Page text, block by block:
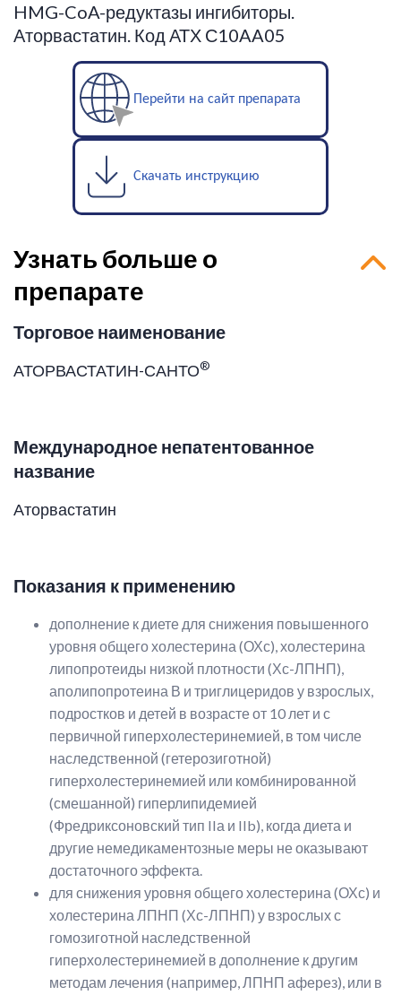
HMG-CoA-редуктазы ингибиторы.
Аторвастатин. Код АТХ С10AA05
Перейти на сайт препарата
Скачать инструкцию
Узнать больше о
препарате
Торговое наименование
АТОРВАСТАТИН-САНТО®
Международное непатентованное
название
Аторвастатин
Показания к применению
дополнение к диете для снижения повышенного
уровня общего холестерина (ОХс), холестерина
липопротеиды низкой плотности (Хс-ЛПНП),
аполипопротеина В и триглицеридов у взрослых,
подростков и детей в возрасте от 10 лет и с
первичной гиперхолестеринемией, в том числе
наследственной (гетерозиготной)
гиперхолестеринемией или комбинированной
(смешанной) гиперлипидемией
(Фредриксоновский тип IIа и IIb), когда диета и
другие немедикаментозные меры не оказывают
достаточного эффекта.
для снижения уровня общего холестерина (ОХс) и
холестерина ЛПНП (Хс-ЛПНП) у взрослых с
гомозиготной наследственной
гиперхолестеринемией в дополнение к другим
методам лечения (например, ЛПНП аферез), или в